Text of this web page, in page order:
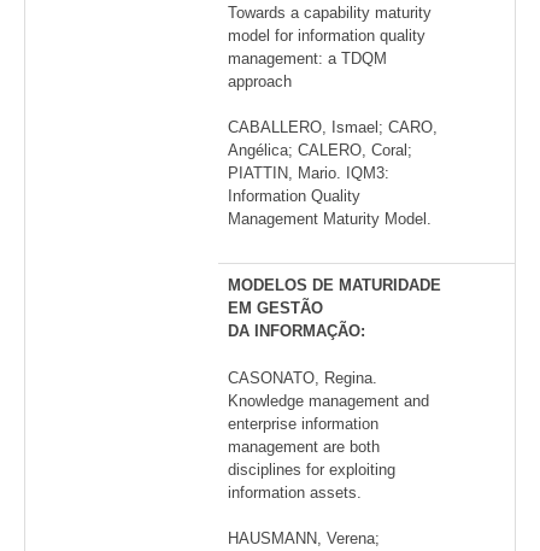
Towards a capability maturity
model for information quality
management: a TDQM
approach
CABALLERO, Ismael; CARO,
Angélica; CALERO, Coral;
PIATTIN, Mario. IQM3:
Information Quality
Management Maturity Model.
MODELOS DE MATURIDADE
EM GESTÃO
DA INFORMAÇÃO:
CASONATO, Regina.
Knowledge management and
enterprise information
management are both
disciplines for exploiting
information assets.
HAUSMANN, Verena;